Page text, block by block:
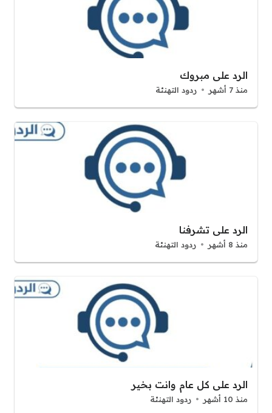
الرد على مبروك
منذ 7 أشهر ردود التهنئة
الرد على تشرفنا
منذ 8 أشهر ردود التهنئة
الرد على كل عام وانت بخير
منذ 10 أشهر ردود التهنئة